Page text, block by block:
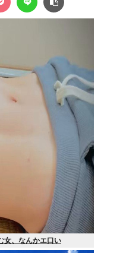
女、なんかエ口い